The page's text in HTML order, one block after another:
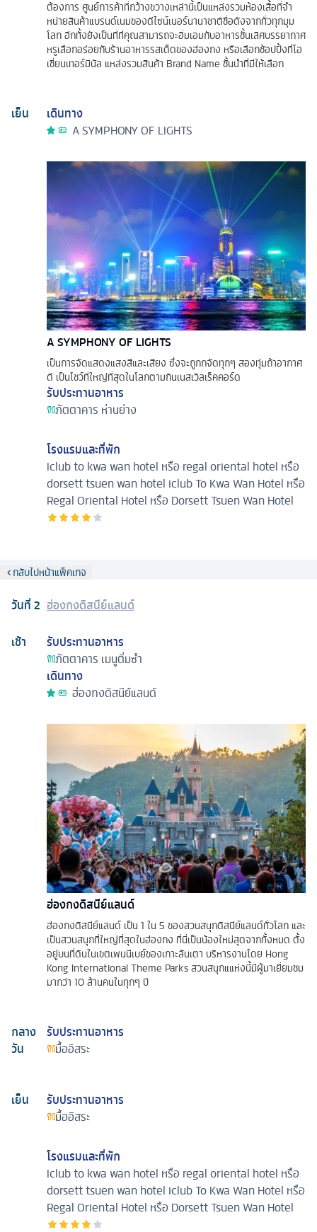
ต้องการ ศูนย์การค้าที่กว้างขวางเหล่านี้เป็นแหล่งรวมห้องเสื้อที่จํา
หน่ายสินค้าแบรนด์เนมของดีไซน์เนอร์นานาชาติชื่อดังจากทั่วทุกมุม
โลก อีกทั้งยังเป็นที่ที่คุณสามารถจะอิ่มเอมกับอาหารชั้นเลิศบรรยากาศ
หรูเลือกอร่อยกับร้านอาหารรสเด็ดของฮ่องกง หรือเลือกช้อปปิ้งที่โอ
เชี่ยนเทอร์มินัล แหล่งรวมสินค้า Brand Name ชั้นนำที่มีให้เลือก
เย็น
เดินทาง
A SYMPHONY OF LIGHTS
A SYMPHONY OF LIGHTS
เป็นการจัดแสดงแสงสีและเสียง ซึ่งจะถูกกจัดทุกๆ สองทุ่มถ้าอากาศ
ดี เป็นโชว์ที่ใหญ่ที่สุดในโลกตามกินเนสเวิลเร็คคอร์ด
รับประทานอาหาร
ภัตตาคาร ห่านย่าง
โรงแรมและที่พัก
Iclub to kwa wan hotel หรือ regal oriental hotel หรือ
dorsett tsuen wan hotel iclub To Kwa Wan Hotel หรือ
Regal Oriental Hotel หรือ Dorsett Tsuen Wan Hotel
กลับไปหน้าแพ็คเกจ
วันที่2 ฮ่องกงดิสนีย์แลนด์
เช้า
รับประทานอาหาร
ภัตตาคาร เมนูติ่มซำ
เดินทาง
ฮ่องกงดิสนีย์แลนด์
ฮ่องกงดิสนีย์แลนด์
ฮ่องกงดิสนีย์แลนด์ เป็น 1 ใน 5 ของสวนสนุกดิสนีย์แลนด์ทั่วโลก และ
เป็นสวนสนุกที่ใหญ่ที่สุดในฮ่องกง ที่นี่เป็นน้องใหม่สุดจากทั้งหมด ตั้ง
อยู่บนที่ดินในเขตเพนนีเบย์ของเกาะลันเตา บริหารงานโดย Hong
Kong International Theme Parks สวนสนุกแแห่งนี้มีผู้มาเยี่ยมชม
มากว่า 10 ล้านคนในทุกๆ ปี
กลาง
วัน
รับประทานอาหาร
มื้ออิสระ
เย็น
รับประทานอาหาร
มื้ออิสระ
โรงแรมและที่พัก
Iclub to kwa wan hotel หรือ regal oriental hotel หรือ
dorsett tsuen wan hotel iclub To Kwa Wan Hotel หรือ
Regal Oriental Hotel หรือ Dorsett Tsuen Wan Hotel